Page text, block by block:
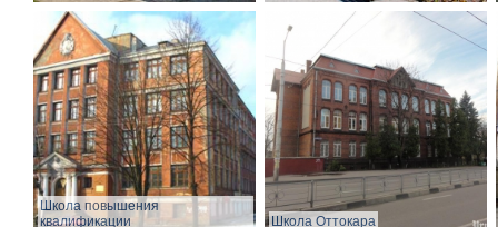
Школа повышения
квалификации
Школа Оттокара